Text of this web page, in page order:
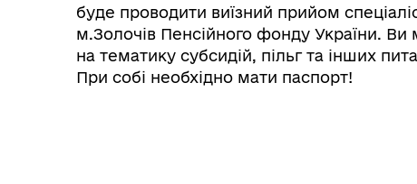
буде проводити виїзний прийом
м.Золочів Пенсійного фонду України.
на тематику субсидій, пільг та інших
При собі необхідно мати паспорт!